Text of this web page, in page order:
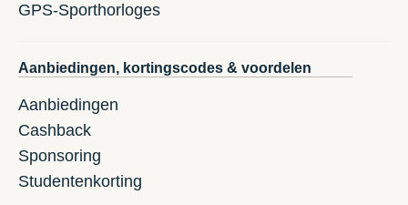
GPS-Sporthorloges
Aanbiedingen, kortingscodes & voordelen
Aanbiedingen
Cashback
Sponsoring
Studentenkorting